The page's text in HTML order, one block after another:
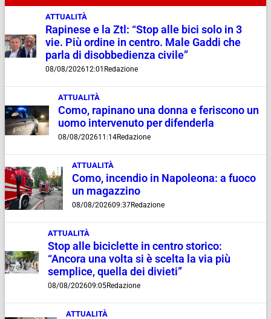
ATTUALITÀ
Rapinese e la Ztl: “Stop alle bici solo in 3
vie. Più ordine in centro. Male Gaddi che
parla di disobbedienza civile”
08/08/202612:01 Redazione
ATTUALITÀ
Como, rapinano una donna e feriscono un
uomo intervenuto per difenderla
08/08/202611:14Redazione
ATTUALITÀ
Como, incendio in Napoleona: a fuoco
un magazzino
08/08/202609:37Redazione
ATTUALITÀ
Stop alle biciclette in centro storico:
“Ancora una volta si è scelta la via più
semplice, quella dei divieti”
08/08/202609:05Redazione
ATTUALITÀ